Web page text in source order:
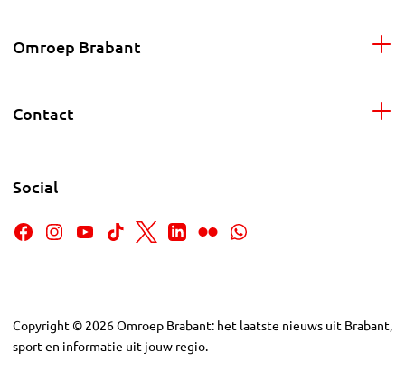
Omroep Brabant
Contact
Social
Copyright © 2026Omroep Brabant: het laatste nieuws uit Brabant,
sport en informatie uit jouw regio.